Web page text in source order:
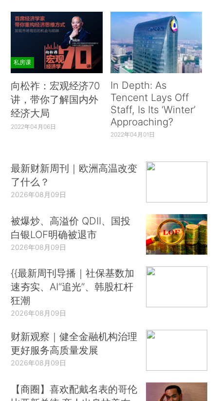
私房课
向松祚：宏观经济70
讲，带你了解国内外
经济大局
2022年04月06日
In Depth: As
Tencent Lays Off
Staff, Is Its ‘Winter’
Approaching?
2022年04月01日
最新财新周刊｜欧洲高温改变
了什么？
2026年08月09日
被爆炒、高溢价 QDII、国投
白银LOF明确被退市
2026年08月09日
{{最新周刊导播｜社保基数加
速夯实、AI“追光”、韩股杠杆
狂潮
2026年08月09日
财新观察｜健全金融机构治理
更好服务高质量发展
2026年08月09日
【商圈】喜欢配戴名表的哥伦